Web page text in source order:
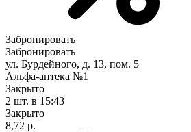
Забронировать
Забронировать
ул. Бурдейного, д. 13, пом. 5
Альфа-аптека №1
Закрыто
2 шт. в 15:43
Закрыто
8,72 р.